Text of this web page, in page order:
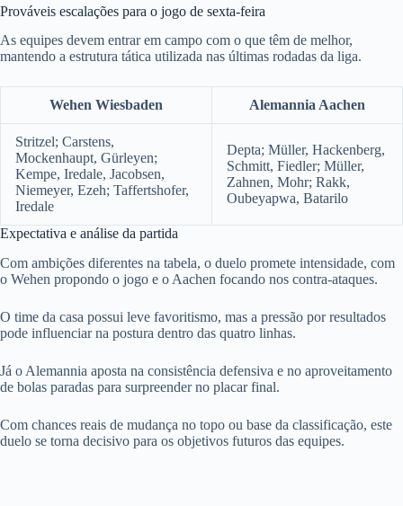
Prováveis escalações para o jogo de sexta-feira
As equipes devem entrar em campo com o que têm de melhor,
mantendo a estrutura tática utilizada nas últimas rodadas da liga.
Wehen Wiesbaden Alemannia Aachen
Stritzel; Carstens,
Mockenhaupt, Gürleyen;
Kempe, Iredale, Jacobsen,
Niemeyer, Ezeh; Taffertshofer,
Iredale
Depta; Müller, Hackenberg,
Schmitt, Fiedler; Müller,
Zahnen, Mohr; Rakk,
Oubeyapwa, Batarilo
Expectativa e análise da partida
Com ambições diferentes na tabela, o duelo promete intensidade, com
o Wehen propondo o jogo e o Aachen focando nos contra-ataques.
O time da casa possui leve favoritismo, mas a pressão por resultados
pode influenciar na postura dentro das quatro linhas.
Já o Alemannia aposta na consistência defensiva e no aproveitamento
de bolas paradas para surpreender no placar final.
Com chances reais de mudança no topo ou base da classificação, este
duelo se torna decisivo para os objetivos futuros das equipes.